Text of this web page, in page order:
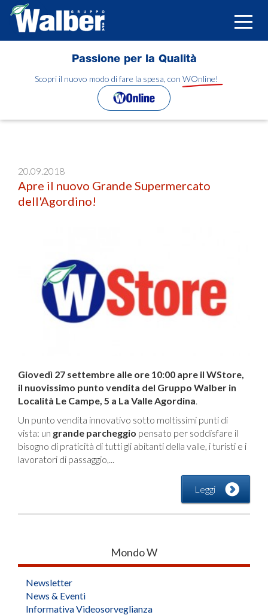
Salta
contenuto
Toggle
Passione per la Qualità
Scopri il nuovo modo di fare la spesa, con WOnline!
20.09.2018
Apre il nuovo Grande Supermercato
dell'Agordino!
Giovedì 27 settembre alle ore 10:00 apre il WStore,
il nuovissimo punto vendita del Gruppo Walber in
Località Le Campe, 5 a La Valle Agordina.
Un punto vendita innovativo sotto moltissimi punti di
vista: un grande parcheggio pensato per soddisfare il
bisogno di praticità di tutti gli abitanti della valle, i turisti e i
lavoratori di passaggio,...
Leggi
Mondo W
Newsletter
News & Eventi
Informativa Videosorveglianza